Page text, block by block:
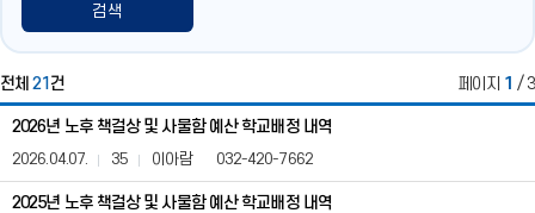
검색
전체21 건 페이지 1 / 3
책
걸
상
및
사
2026년 노후 책걸상 및 사물함 예산 학교배정 내역
2026.04.07. 35 이아람 032-420-7662
2025년 노후 책걸상 및 사물함 예산 학교배정 내역